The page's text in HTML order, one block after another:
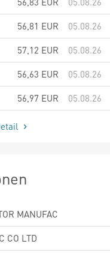
56,81 EUR
05.08.26
57,12 EUR
05.08.26
56,63 EUR
05.08.26
56,97 EUR 05.08.26
MANUFAC
CO LTD